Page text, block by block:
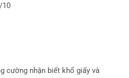
10
cường nhận biết khổ giấy và